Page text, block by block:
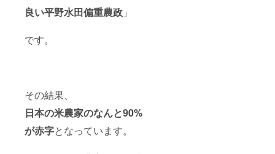
良い平野水田偏重農政 」
です。
その結果、
日本の米農家のなんと90%
が赤字となっています。